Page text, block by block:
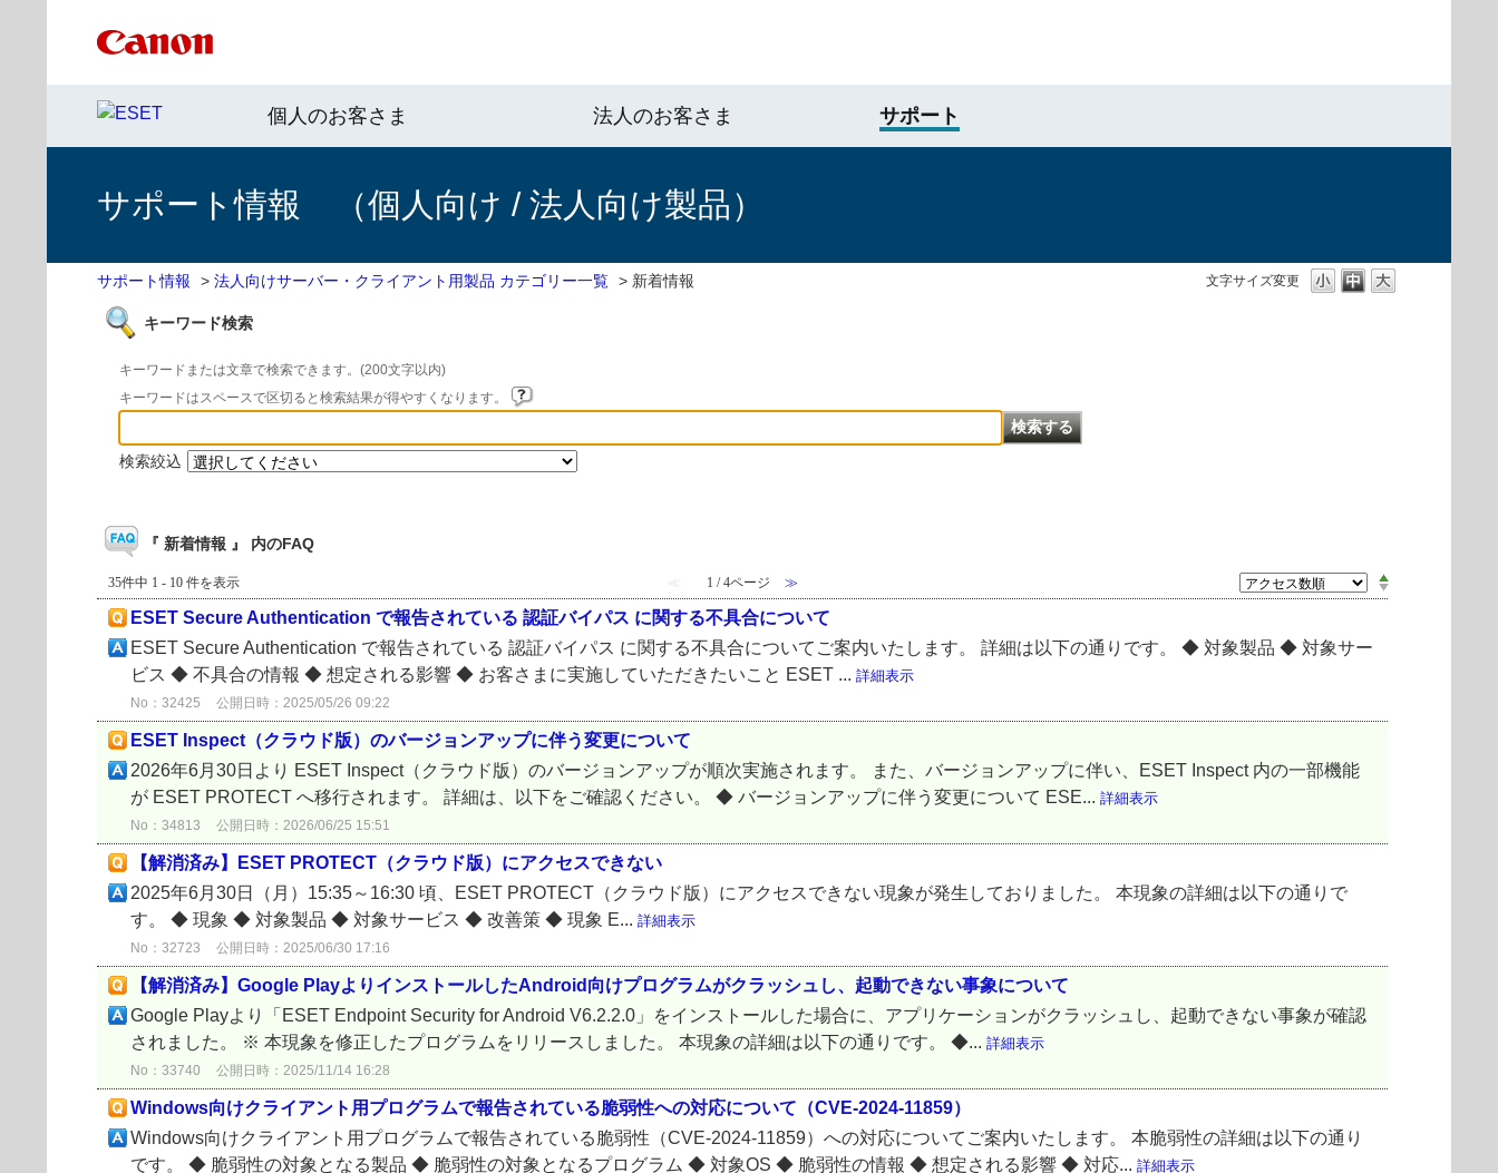
個人のお客さま 法人のお客さま サポート
サポート情報 （個人向け / 法人向け製品）
文字サイズ変更
サポート情報 > 法人向けサーバー・クライアント用製品 カテゴリー一覧 > 新着情報
キーワード検索
キーワードまたは文章で検索できます。(200文字以内)
キーワードはスペースで区切ると検索結果が得やすくなります。
検索絞込
『 新着情報 』 内のFAQ
35件中 1 - 10 件を表示 ≪ 1 / 4ページ ≫
ESET Secure Authentication で報告されている 認証バイパス に関する不具合について
ESET Secure Authentication で報告されている 認証バイパス に関する不具合についてご案内いたします。 詳細は以下の通りです。 ◆ 対象製品 ◆ 対象サー
ビス ◆ 不具合の情報 ◆ 想定される影響 ◆ お客さまに実施していただきたいこと ESET ... 詳細表示
No：32425 公開日時：2025/05/26 09:22
ESET Inspect（クラウド版）のバージョンアップに伴う変更について
2026年6月30日より ESET Inspect（クラウド版）のバージョンアップが順次実施されます。 また、バージョンアップに伴い、ESET Inspect 内の一部機能
が ESET PROTECT へ移行されます。 詳細は、以下をご確認ください。 ◆ バージョンアップに伴う変更について ESE... 詳細表示
No：34813 公開日時：2026/06/25 15:51
【解消済み】ESET PROTECT（クラウド版）にアクセスできない
2025年6月30日（月）15:35～16:30 頃、ESET PROTECT（クラウド版）にアクセスできない現象が発生しておりました。 本現象の詳細は以下の通りで
す。 ◆ 現象 ◆ 対象製品 ◆ 対象サービス ◆ 改善策 ◆ 現象 E... 詳細表示
No：32723 公開日時：2025/06/30 17:16
【解消済み】Google PlayよりインストールしたAndroid向けプログラムがクラッシュし、起動できない事象について
Google Playより「ESET Endpoint Security for Android V6.2.2.0」をインストールした場合に、アプリケーションがクラッシュし、起動できない事象が確認
されました。 ※ 本現象を修正したプログラムをリリースしました。 本現象の詳細は以下の通りです。 ◆... 詳細表示
No：33740 公開日時：2025/11/14 16:28
Windows向けクライアント用プログラムで報告されている脆弱性への対応について（CVE-2024-11859）
Windows向けクライアント用プログラムで報告されている脆弱性（CVE-2024-11859）への対応についてご案内いたします。 本脆弱性の詳細は以下の通り
です。 ◆ 脆弱性の対象となる製品 ◆ 脆弱性の対象となるプログラム ◆ 対象OS ◆ 脆弱性の情報 ◆ 想定される影響 ◆ 対応... 詳細表示